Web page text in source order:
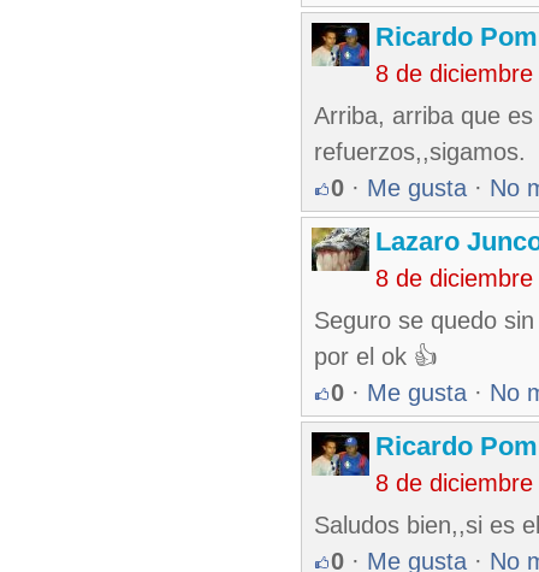
Ricardo
8 de
Arriba, arriba que
refuerzos,,sigamos.
0 · Me gusta · No
Lazaro
8 de
Seguro se quedo
por el ok 👍
0 · Me gusta · No
Ricardo
8 de
Saludos bien,,si es
0 · Me gusta · No